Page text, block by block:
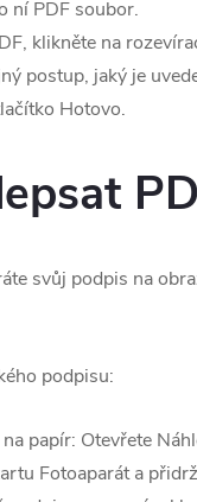
ní PDF soubor.
klikněte na
postup, jaký je
Hotovo.
svůj podpis na
podpisu:
papír: Otevřete
Fotoaparát a